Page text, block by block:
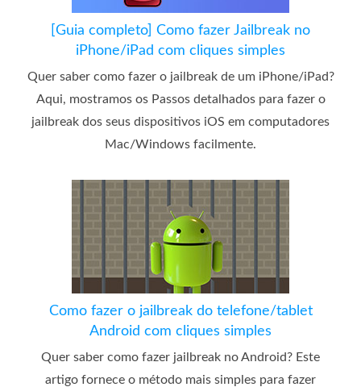
[Guia completo] Como fazer Jailbreak no
iPhone/iPad com cliques simples
Quer saber como fazer o jailbreak de um iPhone/iPad?
Aqui, mostramos os Passos detalhados para fazer o
jailbreak dos seus dispositivos iOS em computadores
Mac/Windows facilmente.
Como fazer o jailbreak do telefone/tablet
Android com cliques simples
Quer saber como fazer jailbreak no Android? Este
artigo fornece o método mais simples para fazer